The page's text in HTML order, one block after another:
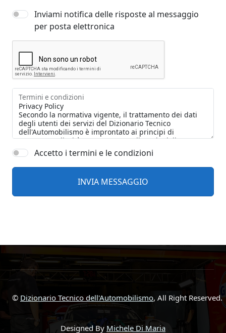
Inviami notifica delle risposte al messaggio
per posta elettronica
Termini e condizioni
Accetto i termini e le condizioni
© Dizionario Tecnico dell'Automobilismo, All Right Reserved.
Designed By Michele Di Maria